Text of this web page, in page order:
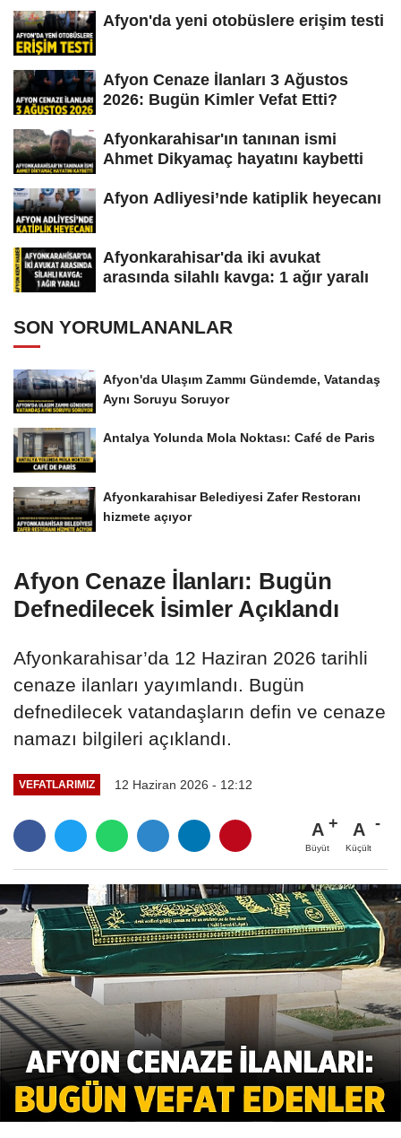
Afyon'da yeni otobüslere erişim testi
Afyon Cenaze İlanları 3 Ağustos
2026: Bugün Kimler Vefat Etti?
Afyonkarahisar'ın tanınan ismi
Ahmet Dikyamaç hayatını kaybetti
Afyon Adliyesi’nde katiplik heyecanı
Afyonkarahisar'da iki avukat
arasında silahlı kavga: 1 ağır yaralı
SON YORUMLANANLAR
Afyon'da Ulaşım Zammı Gündemde, Vatandaş
Aynı Soruyu Soruyor
Antalya Yolunda Mola Noktası: Café de Paris
Afyonkarahisar Belediyesi Zafer Restoranı
hizmete açıyor
Afyon Cenaze İlanları: Bugün
Defnedilecek İsimler Açıklandı
Afyonkarahisar’da 12 Haziran 2026 tarihli
cenaze ilanları yayımlandı. Bugün
defnedilecek vatandaşların defin ve cenaze
namazı bilgileri açıklandı.
VEFATLARIMIZ 12 Haziran 2026 - 12:12
A
Büyüt
A
Küçült